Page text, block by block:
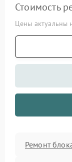
Стоимость
Цены актуальны
Ремонт